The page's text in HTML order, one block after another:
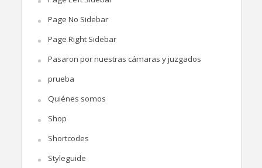
Page No Sidebar
Page Right Sidebar
Pasaron por nuestras cámaras y juzgados
prueba
Quiénes somos
Shop
Shortcodes
Styleguide